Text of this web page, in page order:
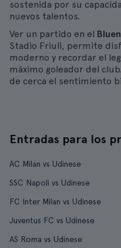
sostenida por su
nuevos talentos.
Ver un partido en el
Stadio Friuli, permite
moderno y recordar el
máximo goleador del
de cerca el sentimiento
Entradas para los
AC Milan vs Udinese
SSC Napoli vs Udinese
FC Inter Milan vs Udinese
Juventus FC vs Udinese
AS Roma vs Udinese